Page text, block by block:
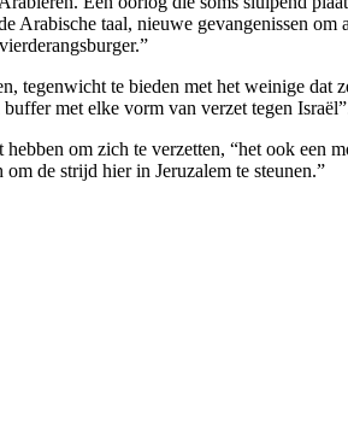
Arabische taal, nieuwe gevangenissen om
tegenwicht te bieden met het weinige dat
met elke vorm van verzet tegen
om zich te verzetten, “het ook een
de strijd hier in Jeruzalem te steunen.”